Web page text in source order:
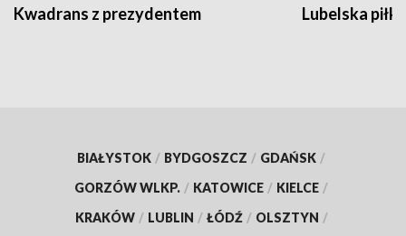
Kwadrans z prezydentem Lubelska piłka
BIAŁYSTOK / BYDGOSZCZ / GDAŃSK /
GORZÓW WLKP. / KATOWICE / KIELCE /
KRAKÓW / LUBLIN / ŁÓDŹ / OLSZTYN /